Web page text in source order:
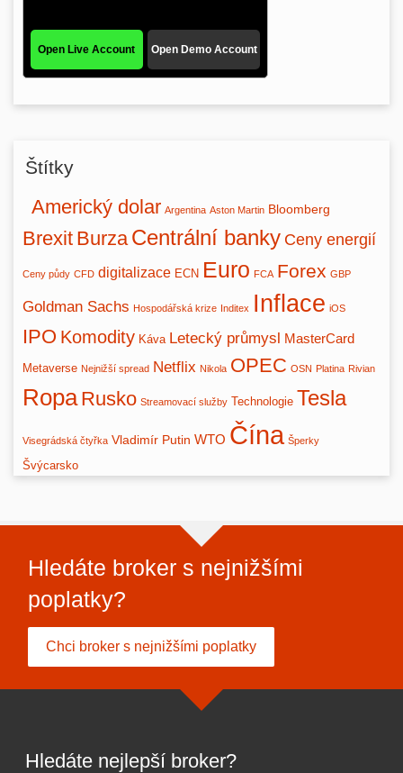
Štítky
Americký dolar Argentina Aston Martin Bloomberg
Brexit Burza Centrální banky Ceny energií
Ceny půdy CFD digitalizace ECN Euro FCA Forex GBP
Goldman Sachs Hospodářská krize Inditex Inflace iOS
IPO Komodity Káva Letecký průmysl MasterCard
Metaverse Nejnižší spread Netflix Nikola OPEC OSN Platina Rivian
Ropa Rusko Streamovací služby Technologie Tesla
Visegrádská čtyřka Vladimír Putin WTO Čína Šperky
Švýcarsko
Hledáte broker s nejnižšími
poplatky?
Chci broker s nejnižšími poplatky
Hledáte nejlepší broker?